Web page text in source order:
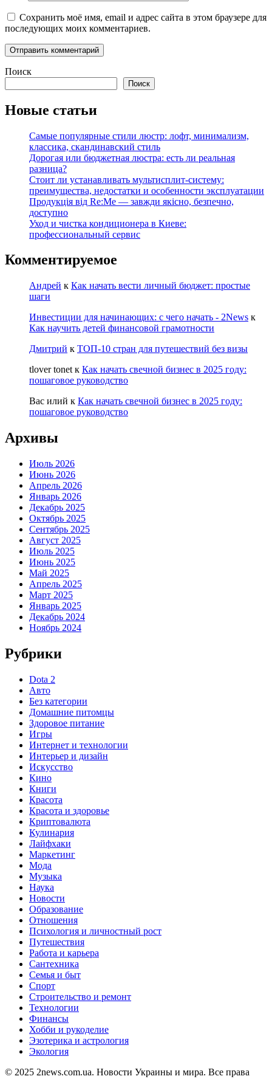
Сохранить моё имя, email и адрес сайта в этом браузере для
последующих моих комментариев.
Поиск
Поиск
Новые статьи
Самые популярные стили люстр: лофт, минимализм,
классика, скандинавский стиль
Дорогая или бюджетная люстра: есть ли реальная
разница?
Стоит ли устанавливать мультисплит-систему:
преимущества, недостатки и особенности эксплуатации
Продукція від Re:Me — завжди якісно, безпечно,
доступно
Уход и чистка кондиционера в Киеве:
профессиональный сервис
Комментируемое
Андрей к Как начать вести личный бюджет: простые
шаги
Инвестиции для начинающих: с чего начать - 2News к
Как научить детей финансовой грамотности
Дмитрий к ТОП-10 стран для путешествий без визы
tlover tonet к Как начать свечной бизнес в 2025 году:
пошаговое руководство
Вас илий к Как начать свечной бизнес в 2025 году:
пошаговое руководство
Архивы
Июль 2026
Июнь 2026
Апрель 2026
Январь 2026
Декабрь 2025
Октябрь 2025
Сентябрь 2025
Август 2025
Июль 2025
Июнь 2025
Май 2025
Апрель 2025
Март 2025
Январь 2025
Декабрь 2024
Ноябрь 2024
Рубрики
Dota 2
Авто
Без категории
Домашние питомцы
Здоровое питание
Игры
Интернет и технологии
Интерьер и дизайн
Искусство
Кино
Книги
Красота
Красота и здоровье
Криптовалюта
Кулинария
Лайфхаки
Маркетинг
Мода
Музыка
Наука
Новости
Образование
Отношения
Психология и личностный рост
Путешествия
Работа и карьера
Сантехника
Семья и быт
Спорт
Строительство и ремонт
Технологии
Финансы
Хобби и рукоделие
Эзотерика и астрология
Экология
© 2025 2news.com.ua. Новости Украины и мира. Все права